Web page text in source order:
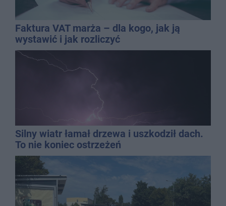
Faktura VAT marża – dla kogo, jak ją
wystawić i jak rozliczyć
Silny wiatr łamał drzewa i uszkodził dach.
To nie koniec ostrzeżeń